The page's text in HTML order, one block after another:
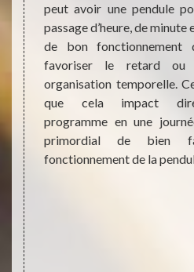
de
se
Le
en
les
peut avoir une pendule
passage d’heure, de minute
de bon fonctionnement
favoriser le retard ou
organisation temporelle.
que cela impact
programme en une
primordial de bien
fonctionnement de la